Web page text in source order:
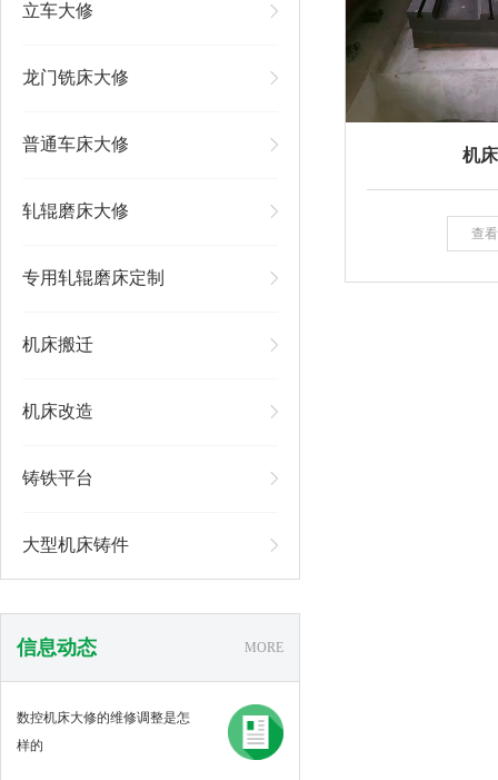
立车大修
龙门铣床大修
普通车床大修
轧辊磨床大修
专用轧辊磨床定制
机床搬迁
机床改造
铸铁平台
大型机床铸件
信息动态 MORE
数控机床大修的维修调整是怎
样的
机
查